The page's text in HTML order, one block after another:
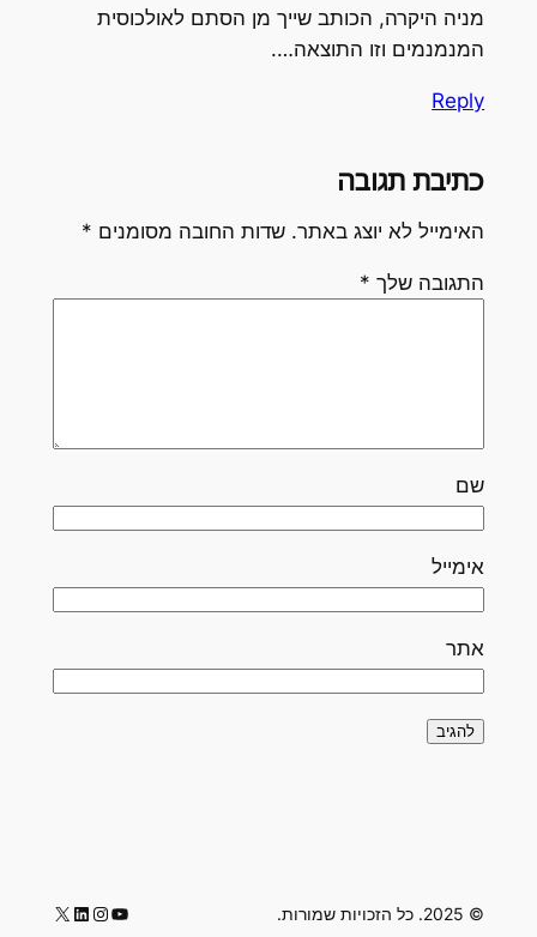
מניה היקרה, הכותב שייך מן הסתם לאולכוסית
המנמנמים וזו התוצאה….
Reply
כתיבת תגובה
האימייל לא יוצג באתר. שדות החובה מסומנים *
התגובה שלך *
שם
אימייל
אתר
© 2025. כל הזכויות שמורות. YouTube
Instagram
LinkedIn
X